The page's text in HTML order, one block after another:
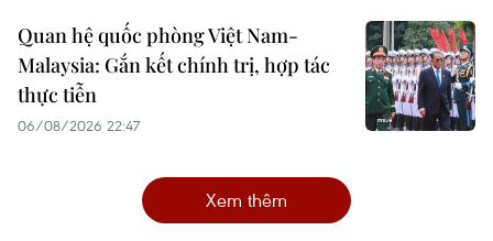
Quan hệ quốc phòng Việt Nam-
Malaysia: Gắn kết chính trị, hợp tác
thực tiễn
06/08/2026 22:47
Xem thêm